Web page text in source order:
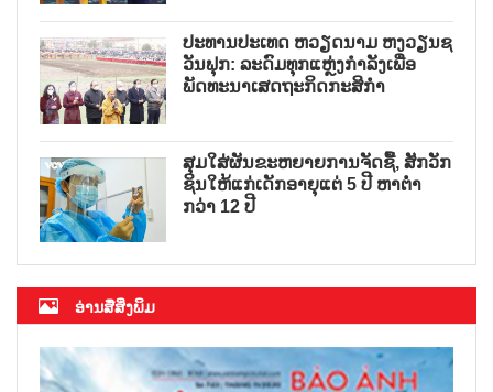
ປະທານປະເທດ ຫວຽດນາມ ຫງວຽນຊ
ວັນຟຸກ: ລະດົມທຸກແຫຼ່ງກຳລັງເພື່ອ
ພັດທະນາເສດຖະກິດກະສິກຳ
ສຸມໃສ່ຜັນຂະຫຍາຍການຈັດຊື້, ສັກວັກ
ຊິນໃຫ້ແກ່ເດັກອາຍຸແຕ່ 5 ປີ ຫາຕ່ຳ
ກວ່າ 12 ປີ
ອ່ານສື່ສິ່ງພິມ